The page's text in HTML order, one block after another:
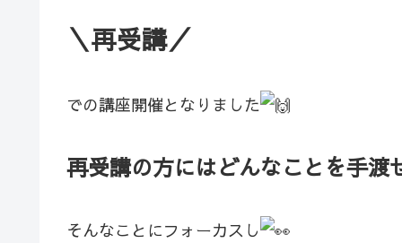
＼再受講／
での講座開催となりました
再受講の方にはどんなことを手渡
そんなことにフォーカスし